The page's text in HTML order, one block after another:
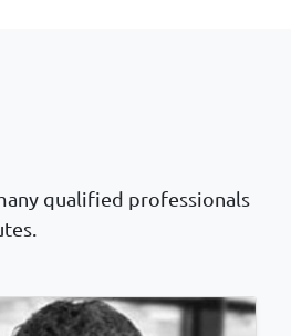
qualified professionals